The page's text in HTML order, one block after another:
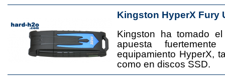
Kingston HyperX Fury
Kingston ha tomado
apuesta
equipamiento HyperX,
como en discos SSD.